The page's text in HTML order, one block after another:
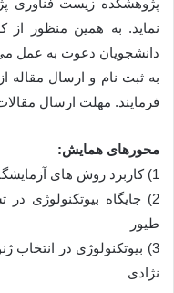
پژوهشكده زیست فناوری
نماید. به همین منظور از
دانشجویان دعوت به عمل
به ثبت نام و ارسال مقاله
فرمایند. مهلت ارسال مقالات تا تاریخ 20 مرداد
محورهای همایش:
1) کاربرد روش های آزمایشگاهی در بیوتکنولوژی تولید مثل دام
2) جایگاه بیوتکنولوژی
طیور
3) بیوتکنولوژی در انتخاب
نژادی